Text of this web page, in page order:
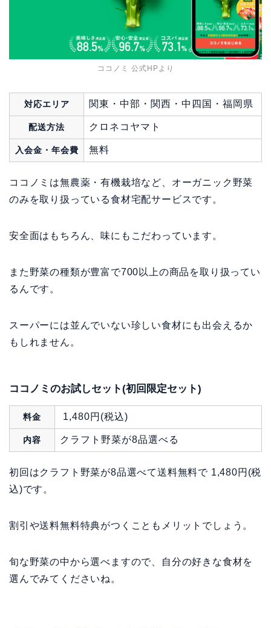
ココノミ 公式HPより
対応エリア 関東・中部・関西・中四国・福岡県
配送方法 クロネコヤマト
入会金・年会費 無料
ココノミは無農薬・有機栽培など、オーガニック野菜
のみを取り扱っている食材宅配サービスです。
安全面はもちろん、味にもこだわっています。
また野菜の種類が豊富で700以上の商品を取り扱ってい
るんです。
スーパーには並んでいない珍しい食材にも出会えるか
もしれません。
ココノミのお試しセット(初回限定セット)
料金 1,480円(税込)
内容 クラフト野菜が8品選べる
初回はクラフト野菜が8品選べて送料無料で 1,480円(税
込)です。
割引や送料無料特典がつくこともメリットでしょう。
旬な野菜の中から選べますので、自分の好きな食材を
選んでみてくださいね。